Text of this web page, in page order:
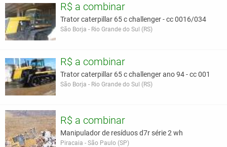
R$ a combinar
Trator caterpillar 65 c challenger - cc 0016/034
São Borja - Rio Grande do Sul (RS)
R$ a combinar
Trator caterpillar 65 c challenger ano 94 - cc 001
São Borja - Rio Grande do Sul (RS)
R$ a combinar
Manipulador de resíduos d7r série 2 wh
Piracaia - São Paulo (SP)